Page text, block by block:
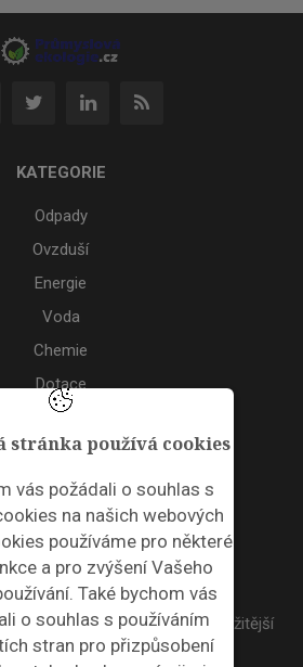
stránka používá cookies
vás požádali o souhlas s
na našich webových
používáme pro některé
a pro zvýšení Vašeho
Také bychom vás
o souhlas s používáním
stran pro přizpůsobení
KATEGORIE
Odpady
Ovzduší
Energie
Voda
Chemie
Dotace
Akce
PLASTY
NEWSLETTER
Vám budeme zasílat ty nejdůležitější
maximálně 1x týdně.